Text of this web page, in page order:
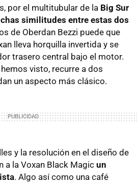
por el multitubular de la Big Sur
similitudes entre estas dos
de Oberdan Bezzi puede que
lleva horquilla invertida y se
trasero central bajo el motor.
visto, recurre a dos
un aspecto más clásico.
y la resolución en el diseño de
a la Voxan Black Magic un
. Algo así como una café